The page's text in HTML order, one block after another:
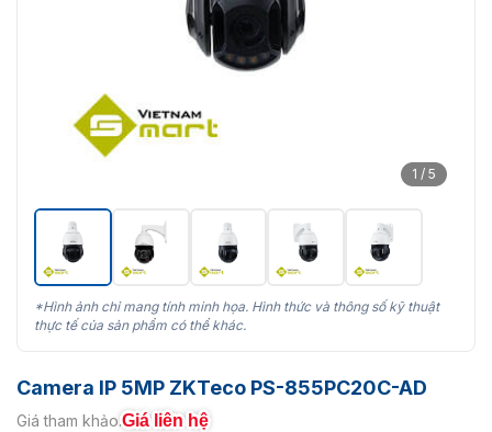
1 / 5
*Hình ảnh chỉ mang tính minh họa. Hình thức và thông số kỹ thuật
thực tế của sản phẩm có thể khác.
Camera IP 5MP ZKTeco PS-855PC20C-AD
Giá tham khảo:Giá liên hệ